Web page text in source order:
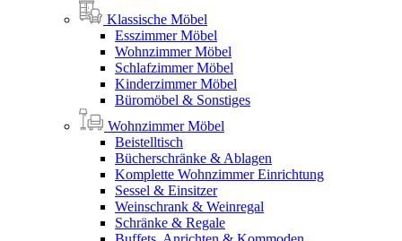
Klassische Möbel
Esszimmer Möbel
Wohnzimmer Möbel
Schlafzimmer Möbel
Kinderzimmer Möbel
Büromöbel & Sonstiges
Wohnzimmer Möbel
Beistelltisch
Bücherschränke & Ablagen
Komplette Wohnzimmer Einrichtung
Sessel & Einsitzer
Weinschrank & Weinregal
Schränke & Regale